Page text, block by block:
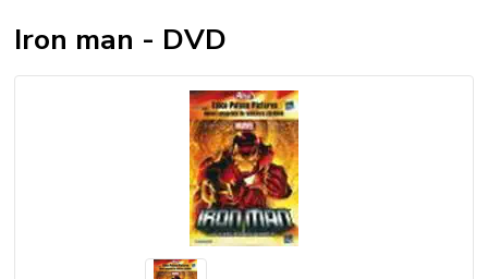
Iron man - DVD